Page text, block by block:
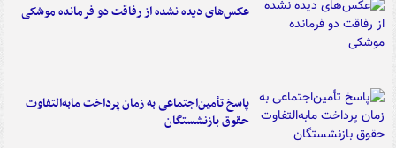
عکس‌های دیده نشده از رفاقت دو فرمانده‌ موشکی
پاسخ تأمین‌اجتماعی به زمان پرداخت مابه‌التفاوت
حقوق بازنشستگان